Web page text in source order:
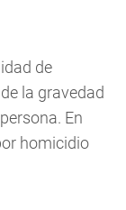
de
la gravedad
En
homicidio